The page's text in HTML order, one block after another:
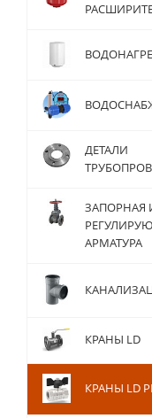
ДЕТАЛИ
ЗАПОРНАЯ
АРМАТУРА
КРАНЫ LD
КРАНЫ LD